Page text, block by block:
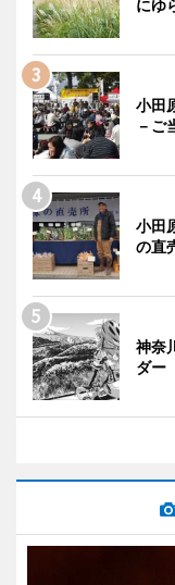
にゆ
小田
－ご
小田
の直
神奈
ダー